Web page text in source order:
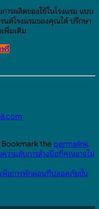
ารผลิตของใช้ในโรงแรม แบบ
ด์โรงแรมของคุณได้ ปรึกษา
พิ่มเติม
ฟรี
Bookmark the permalink.
ความลับการล้างมือที่คุณอาจไม่
เพื่อการพักผ่อนที่ปลอดภัยขั้น